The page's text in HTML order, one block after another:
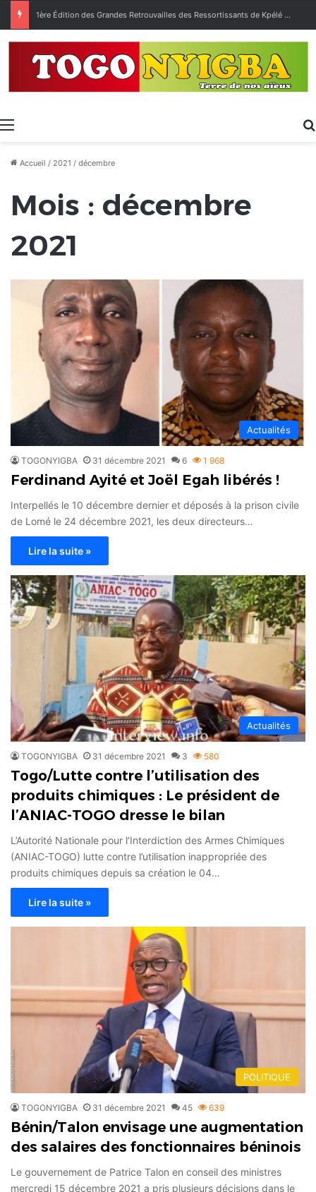
1ère Édition des Grandes Retrouvailles des Ressortissants de Kpélé Govié Apégamé / Sokpé
Menu
Accueil / 2021 / décembre
Mois : décembre
2021
Actualités
TOGONYIGBA 31 décembre 2021 6 1 968
Ferdinand Ayité et Joël Egah libérés !
Interpellés le 10 décembre dernier et déposés à la prison civile
de Lomé le 24 décembre 2021, les deux directeurs…
Lire la suite »
Actualités
TOGONYIGBA 31 décembre 2021 3 580
Togo/Lutte contre l’utilisation des
produits chimiques : Le président de
l’ANIAC-TOGO dresse le bilan
L’Autorité Nationale pour l’Interdiction des Armes Chimiques
(ANIAC-TOGO) lutte contre l’utilisation inappropriée des
produits chimiques depuis sa création le 04…
Lire la suite »
POLITIQUE
TOGONYIGBA 31 décembre 2021 45 639
Bénin/Talon envisage une augmentation
des salaires des fonctionnaires béninois
Le gouvernement de Patrice Talon en conseil des ministres
mercredi 15 décembre 2021 a pris plusieurs décisions dans le